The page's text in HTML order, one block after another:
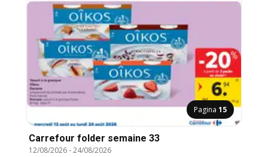
Pagina 15
Carrefour folder semaine 33
12/08/2026-24/08/2026